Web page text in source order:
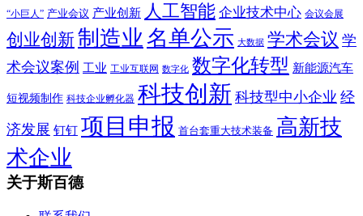
“小巨人” 产业会议 产业创新 人工智能 企业技术中心 会议会展
创业创新制造业名单公示 大数据 学术会议 学
术会议案例 工业 工业互联网 数字化 数字化转型 新能源汽车
短视频制作 科技企业孵化器 科技创新 科技型中小企业 经
济发展 钉钉 项目申报 首台套重大技术装备 高新技
术企业
关于斯百德